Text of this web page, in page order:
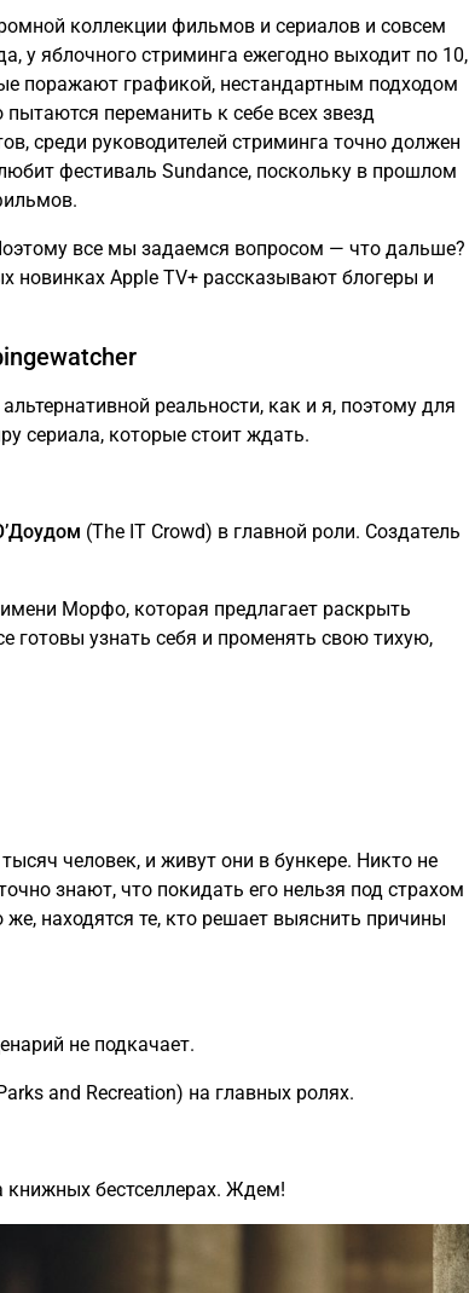
коллекции фильмов и сериалов и совсем
у яблочного стриминга ежегодно выходит по 10,
поражают графикой, нестандартным подходом
переманить к себе всех звезд
среди руководителей стриминга точно должен
фестиваль Sundance, поскольку в прошлом
все мы задаемся вопросом — что дальше?
новинках Apple TV+ рассказывают блогеры и
реальности, как и я, поэтому для
сериала, которые стоит ждать.
(The IT Crowd) в главной роли. Создатель
Морфо, которая предлагает раскрыть
готовы узнать себя и променять свою тихую,
человек, и живут они в бункере. Никто не
знают, что покидать его нельзя под страхом
находятся те, кто решает выяснить причины
не подкачает.
and Recreation) на главных ролях.
книжных бестселлерах. Ждем!